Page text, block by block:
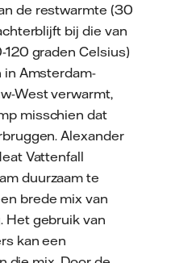
de restwarmte (30
bij die van
graden Celsius)
Amsterdam-
West verwarmt,
misschien dat
Alexander
Vattenfall
duurzaam te
brede mix van
Het gebruik van
kan een